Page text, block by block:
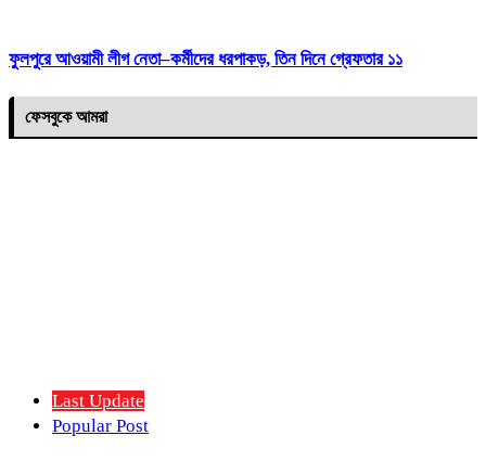
ফুলপুরে আওয়ামী লীগ নেতা–কর্মীদের ধরপাকড়, তিন দিনে গ্রেফতার ১১
ফেসবুকে আমরা
Last Update
Popular Post